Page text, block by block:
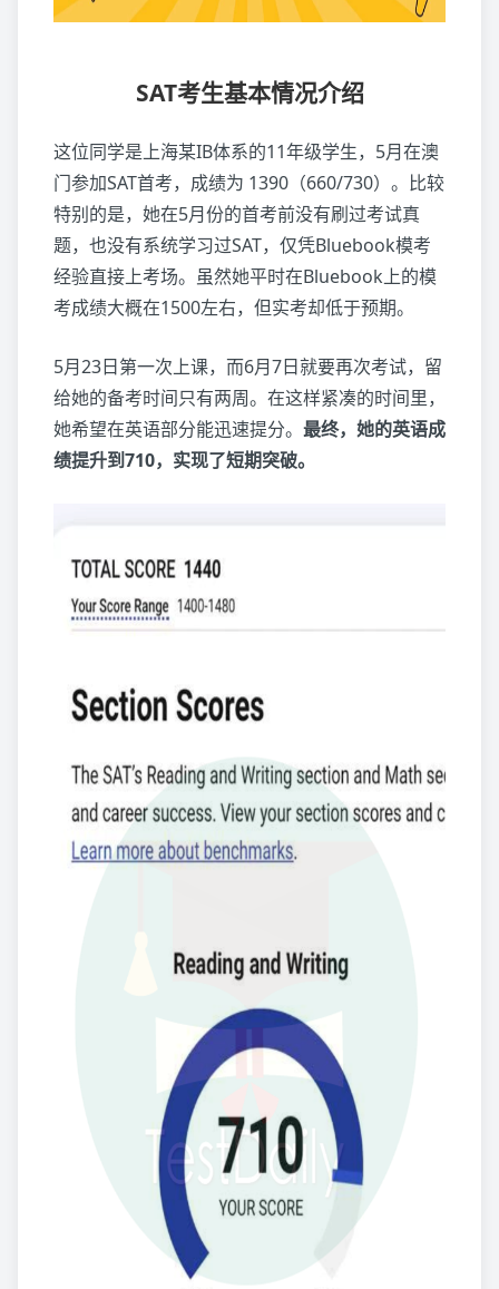
SAT考生基本情况介绍
这位同学是上海某IB体系的11年级学生，5月在澳
门参加SAT首考，成绩为 1390（660/730）。比较
特别的是，她在5月份的首考前没有刷过考试真
题，也没有系统学习过SAT，仅凭Bluebook模考
经验直接上考场。虽然她平时在Bluebook上的模
考成绩大概在1500左右，但实考却低于预期。
5月23日第一次上课，而6月7日就要再次考试，留
给她的备考时间只有两周。在这样紧凑的时间里，
她希望在英语部分能迅速提分。 最终，她的英语成
绩提升到710，实现了短期突破。